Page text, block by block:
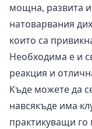
мощна, развита
натоварвания
които са
Необходима е и
реакция и
Къде можете да
навсякъде има
практикуващи